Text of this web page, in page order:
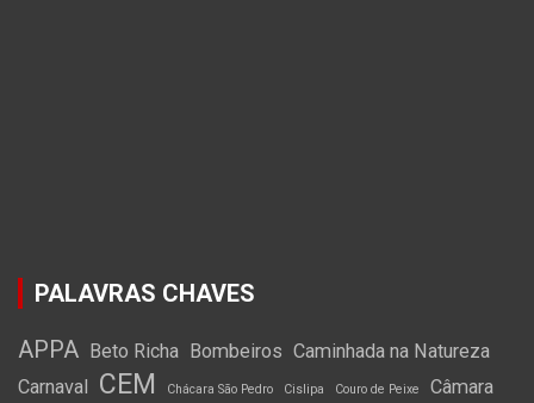
PALAVRAS CHAVES
APPA
Beto Richa Bombeiros Caminhada na Natureza
Carnaval
CEM Chácara São Pedro Cislipa Couro de Peixe
Câmara